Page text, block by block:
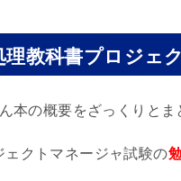
理教科書プロジェ
本の概要をざっくりとま
ェクトマネージャ試験の